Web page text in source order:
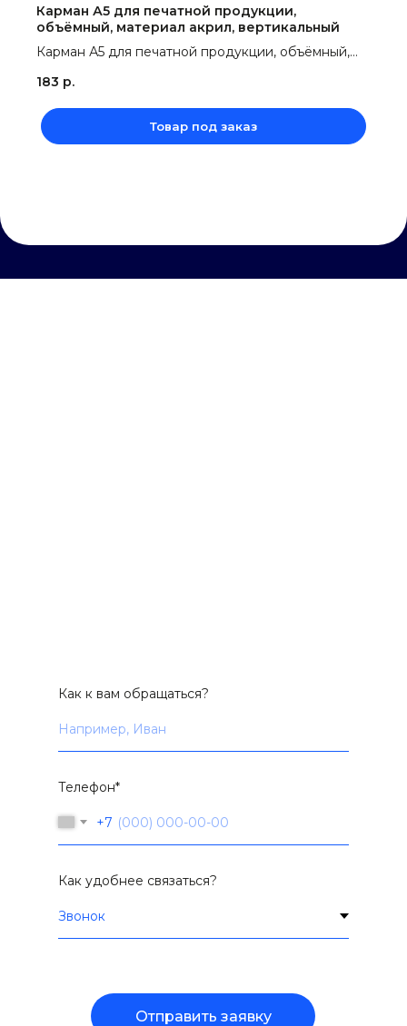
Карман А5 для печатной продукции,
объёмный, материал акрил, вертикальный
Карман А5 для печатной продукции, объёмный,
183 р.
Товар под заказ
Как к вам обращаться?
Телефон*
+7
Как удобнее связаться?
Отправить заявку